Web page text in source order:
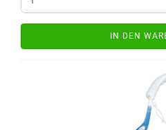
IN DEN